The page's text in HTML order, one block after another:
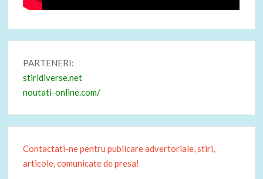
PARTENERI:
stiridiverse.net
noutati-online.com/
Contactati-ne pentru publicare advertoriale, stiri,
articole, comunicate de presa!